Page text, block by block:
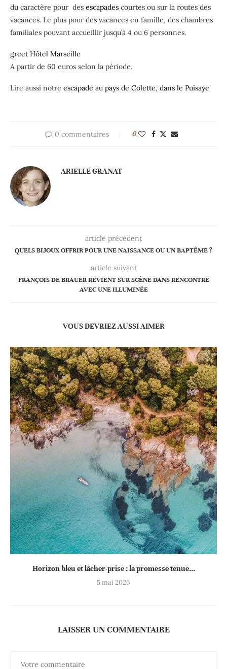
du caractère pour des escapades courtes ou sur la routes des
vacances. Le plus pour des vacances en famille, des chambres
familiales pouvant accueillir jusqu’à 4 ou 6 personnes.
greet Hôtel Marseille
A partir de 60 euros selon la période.
Lire aussi notre escapade au pays de Colette, dans le Puisaye
0 commentaires 0
ARIELLE GRANAT
article précédent
QUELS BIJOUX OFFRIR POUR UNE NAISSANCE OU UN BAPTÊME ?
article suivant
FRANÇOIS DE BRAUER REVIENT SUR SCÈNE DANS RENCONTRE
AVEC UNE ILLUMINÉE
VOUS DEVRIEZ AUSSI AIMER
Horizon bleu et lâcher-prise : la promesse tenue...
5 mai 2026
LAISSER UN COMMENTAIRE